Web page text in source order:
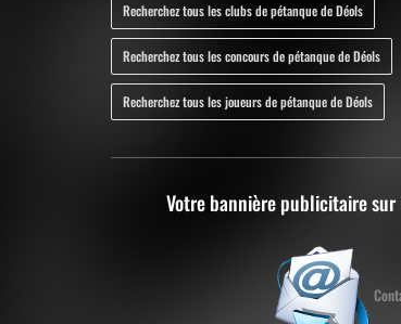
Recherchez tous les clubs de pétanque de Déols
Recherchez tous les concours de pétanque de Déols
Recherchez tous les joueurs de pétanque de Déols
Votre bannière publicitaire sur